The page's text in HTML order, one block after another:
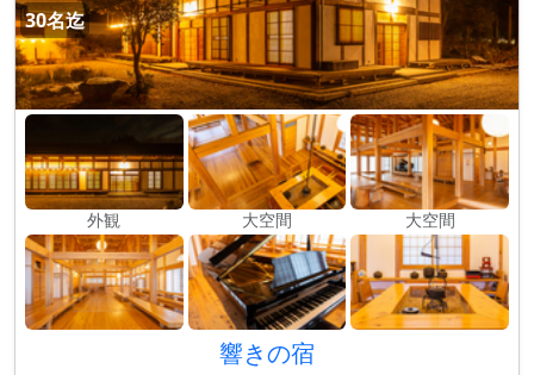
30名迄
外観 大空間 大空間
響きの宿